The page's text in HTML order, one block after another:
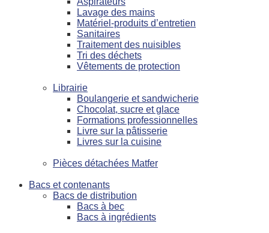
Lavage des mains
Matériel-produits d’entretien
Sanitaires
Traitement des nuisibles
Tri des déchets
Vêtements de protection
Librairie
Boulangerie et sandwicherie
Chocolat, sucre et glace
Formations professionnelles
Livre sur la pâtisserie
Livres sur la cuisine
Pièces détachées Matfer
Bacs et contenants
Bacs de distribution
Bacs à bec
Bacs à ingrédients